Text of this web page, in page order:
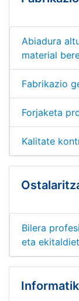
Abiadura
material
Fabrikazio
Forjaketa
Kalitate
Bilera
eta